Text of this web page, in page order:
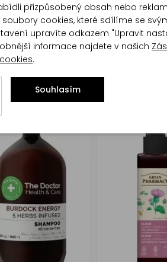
Black Edition
C1, 375 ml
přizpůsobený obsah nebo
cookies, které sdílíme se
upravíte odkazem "Upravit
informace najdete v našich
.
Souhlasím